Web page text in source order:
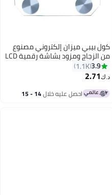
كول بيبي ميزان إلكتروني مصنوع
من الزجاج ومزود بشاشة رقمية LCD
أبيض3.9
1.1K
د.ك‏2.71
احصل عليه خلال 14 - 15